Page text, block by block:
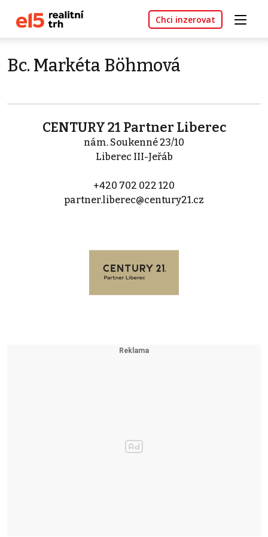
Chci inzerovat
Bc. Markéta Böhmová
CENTURY 21 Partner Liberec
nám. Soukenné 23/10
Liberec III-Jeřáb
+420 702 022 120
partner.liberec@century21.cz